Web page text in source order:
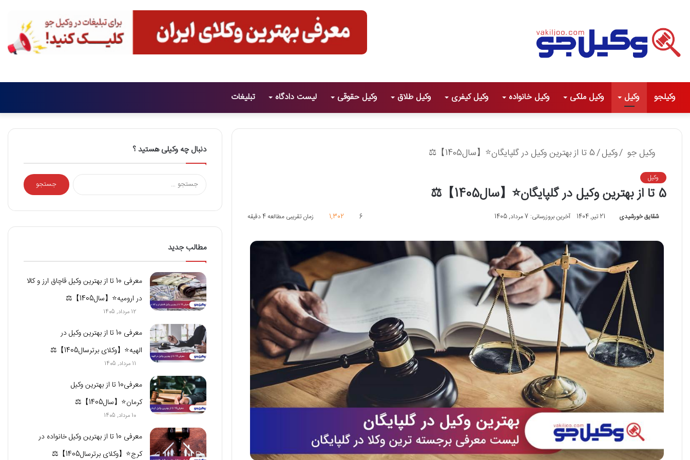
وکیلجو وکیل وکیل ملکی وکیل خانواده وکیل کیفری وکیل طلاق وکیل حقوقی لیست دادگاه تبلیغات
پوسته
وکیل جو /وکیل/5 تا از بهترین وکیل در گلپایگان⭐【سال1405】⚖️
وکیل
5 تا از بهترین وکیل در گلپایگان⭐【سال1405】⚖️
شقایق خورشیدی 21 تیر, 1404 آخرین بروزرسانی: 7 مرداد, 1405 6
1,302 زمان تقریبی مطالعه 4 دقیقه
دنبال چه وکیلی هستید ؟
جستجو
برای:
مطالب جدید
معرفی 10 تا از بهترین وکیل قاچاق ارز و کالا
در ارومیه⭐【سال1405】⚖
12 مرداد, 1405
معرفی 10 تا از بهترین وکیل در
الهیه⭐【وکلای برترسال1405】⚖️
11 مرداد, 1405
معرفی10 تا از بهترین وکیل
کرمان⭐【سال1405】⚖️
10 مرداد, 1405
معرفی 10 تا از بهترین وکیل خانواده در
کرج⭐【وکلای برترسال1405】⚖️